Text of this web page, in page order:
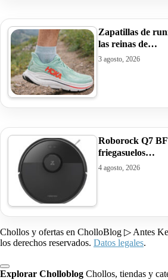
Zapatillas de
las reinas de…
3 agosto, 2026
Roborock Q7
friegasuelos…
4 agosto, 2026
Chollos y ofertas en CholloBlog ▷ Antes
los derechos reservados. Datos legales.
Explorar Cholloblog Chollos, tiendas y